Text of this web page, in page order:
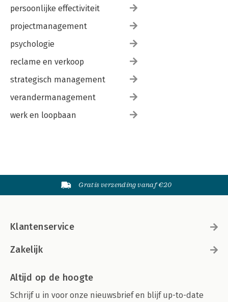
persoonlijke effectiviteit
projectmanagement
psychologie
reclame en verkoop
strategisch management
verandermanagement
werk en loopbaan
Gratis verzending vanaf €20
Klantenservice
Zakelijk
Altijd op de hoogte
Schrijf u in voor onze nieuwsbrief en blijf up-to-date